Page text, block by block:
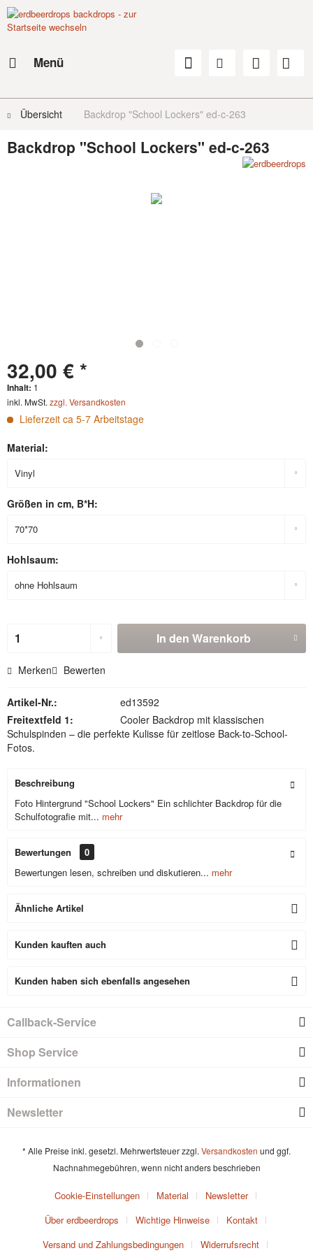
Menü
Übersicht Backdrop "School Lockers" ed-c-263
Backdrop "School Lockers" ed-c-263
32,00 € *
Inhalt: 1
inkl. MwSt. zzgl. Versandkosten
Lieferzeit ca 5-7 Arbeitstage
Material:
Größen in cm, B*H:
Hohlsaum:
In den Warenkorb
Merken Bewerten
Artikel-Nr.:
ed13592
Freitextfeld 1:
Cooler Backdrop mit klassischen
Schulspinden – die perfekte Kulisse für zeitlose Back-to-School-
Fotos.
Beschreibung
Foto Hintergrund "School Lockers" Ein schlichter Backdrop für die
Schulfotografie mit... mehr
Bewertungen
0
Bewertungen lesen, schreiben und diskutieren... mehr
Ähnliche Artikel
Kunden kauften auch
Kunden haben sich ebenfalls angesehen
Callback-Service
Shop Service
Informationen
Newsletter
* Alle Preise inkl. gesetzl. Mehrwertsteuer zzgl. Versandkosten und ggf.
Nachnahmegebühren, wenn nicht anders beschrieben
Cookie-Einstellungen Material
Newsletter
Über erdbeerdrops
Wichtige Hinweise
Kontakt
Versand und Zahlungsbedingungen
Widerrufsrecht